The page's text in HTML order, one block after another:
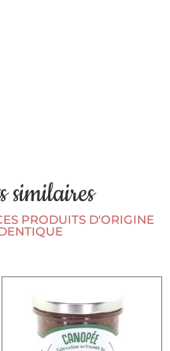
similaires
PRODUITS D'ORIGINE